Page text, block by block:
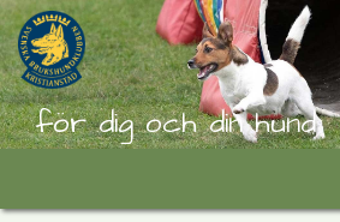
för dig och din hund